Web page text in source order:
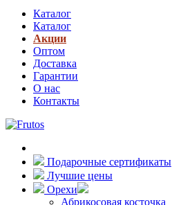
Каталог
Каталог
Акции
Оптом
Доставка
Гарантии
О нас
Контакты
Подарочные сертификаты
Лучшие цены
Орехи
Абрикосовая косточка